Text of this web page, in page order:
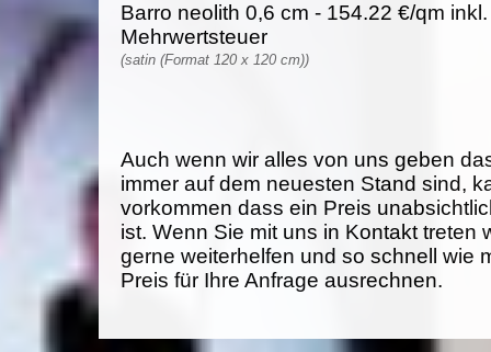
Barro neolith 0,6 cm - 154.22 €/qm
Mehrwertsteuer
(satin (Format 120 x 120 cm))
Auch wenn wir alles von uns geben
immer auf dem neuesten Stand sind,
vorkommen dass ein Preis
ist. Wenn Sie mit uns in Kontakt treten
gerne weiterhelfen und so schnell wie
Preis für Ihre Anfrage ausrechnen.